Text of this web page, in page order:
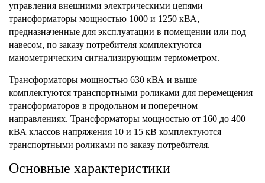
управления внешними электрическими цепями
трансформаторы мощностью 1000 и 1250 кВА,
предназначенные для эксплуатации в помещении или под
навесом, по заказу потребителя комплектуются
манометрическим сигнализирующим термометром.
Трансформаторы мощностью 630 кВА и выше
комплектуются транспортными роликами для перемещения
трансформаторов в продольном и поперечном
направлениях. Трансформаторы мощностью от 160 до 400
кВА классов напряжения 10 и 15 кВ комплектуются
транспортными роликами по заказу потребителя.
Основные характеристики